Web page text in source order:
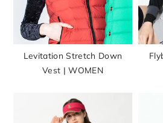
Levitation Stretch Down
Vest | WOMEN